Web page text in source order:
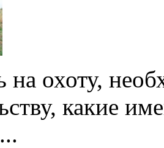
на охоту,
какие